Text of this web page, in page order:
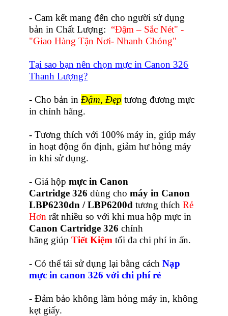
- Cam kết mang đến cho người sử dụng
bản in Chất Lượng: “Đậm – Sắc Nét" -
"Giao Hàng Tận Nơi- Nhanh Chóng"
Tại sao bạn nên chọn mực in Canon 326
Thanh Lượng?
- Cho bản inĐậm, Đẹp tương đương mực
in chính hãng.
- Tương thích với 100% máy in, giúp máy
in hoạt động ổn định, giảm hư hỏng máy
in khi sử dụng.
- Giá hộpmực in Canon
Cartridge 326dùng chomáy in Canon
LBP6230dn / LBP6200d tương thíchRẻ
Hơn rất nhiều so với khi mua hộp mực in
Canon Cartridge 326 chính
hãng giúpTiết Kiệm tối đa chi phí in ấn.
- Có thể tái sử dụng lại bằng cáchNạp
mực in canon 326 với chi phí rẻ
- Đảm bảo không làm hỏng máy in, không
kẹt giấy.